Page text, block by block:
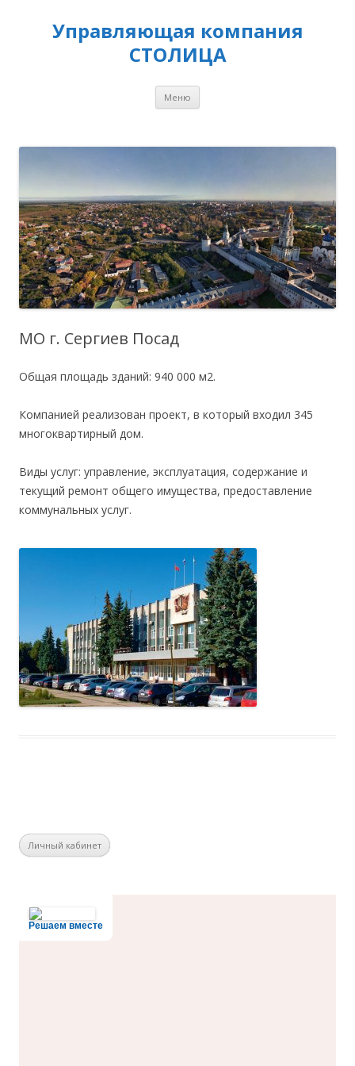
Управляющая компания
СТОЛИЦА
Меню
МО г. Сергиев Посад
Общая площадь зданий: 940 000 м2.
Компанией реализован проект, в который входил 345
многоквартирный дом.
Виды услуг: управление, эксплуатация, содержание и
текущий ремонт общего имущества, предоставление
коммунальных услуг.
Личный кабинет
Решаем вместе